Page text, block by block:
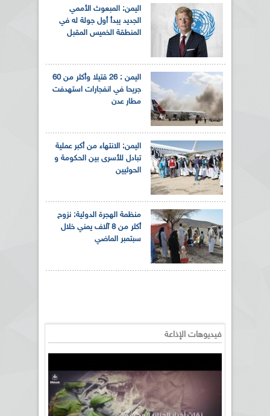
اليمن: المبعوث الأممي
الجديد يبدأ أول جولة له في
المنطقة الخميس المقبل
اليمن : 26 قتيلا وأكثر من 60
جريحا في انفجارات استهدفت
مطار عدن
اليمن: الانتهاء من أكبر عملية
تبادل للأسرى بين الحكومة و
الحوثيين
منظمة الهجرة الدولية: نزوح
أكثر من 8 آلاف يمني خلال
سبتمبر الماضي
فيديوهات الإذاعة